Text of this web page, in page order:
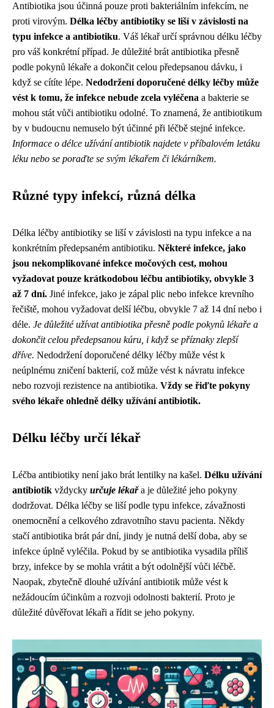
Antibiotika jsou účinná pouze proti bakteriálním infekcím, ne
proti virovým. Délka léčby antibiotiky se liší v závislosti na
typu infekce a antibiotiku. Váš lékař určí správnou délku léčby
pro váš konkrétní případ. Je důležité brát antibiotika přesně
podle pokynů lékaře a dokončit celou předepsanou dávku, i
když se cítíte lépe. Nedodržení doporučené délky léčby může
vést k tomu, že infekce nebude zcela vyléčena a bakterie se
mohou stát vůči antibiotiku odolné. To znamená, že antibiotikum
by v budoucnu nemuselo být účinné při léčbě stejné infekce.
Informace o délce užívání antibiotik najdete v příbalovém letáku
léku nebo se poraďte se svým lékařem či lékárníkem.
Různé typy infekcí, různá délka
Délka léčby antibiotiky se liší v závislosti na typu infekce a na
konkrétním předepsaném antibiotiku. Některé infekce, jako
jsou nekomplikované infekce močových cest, mohou
vyžadovat pouze krátkodobou léčbu antibiotiky, obvykle 3
až 7 dní. Jiné infekce, jako je zápal plic nebo infekce krevního
řečiště, mohou vyžadovat delší léčbu, obvykle 7 až 14 dní nebo i
déle. Je důležité užívat antibiotika přesně podle pokynů lékaře a
dokončit celou předepsanou kúru, i když se příznaky zlepší
dříve. Nedodržení doporučené délky léčby může vést k
neúplnému zničení bakterií, což může vést k návratu infekce
nebo rozvoji rezistence na antibiotika. Vždy se řiďte pokyny
svého lékaře ohledně délky užívání antibiotik.
Délku léčby určí lékař
Léčba antibiotiky není jako brát lentilky na kašel. Délku užívání
antibiotik vždycky určuje lékařa je důležité jeho pokyny
dodržovat. Délka léčby se liší podle typu infekce, závažnosti
onemocnění a celkového zdravotního stavu pacienta. Někdy
stačí antibiotika brát pár dní, jindy je nutná delší doba, aby se
infekce úplně vyléčila. Pokud by se antibiotika vysadila příliš
brzy, infekce by se mohla vrátit a být odolnější vůči léčbě.
Naopak, zbytečně dlouhé užívání antibiotik může vést k
nežádoucím účinkům a rozvoji odolnosti bakterií. Proto je
důležité důvěřovat lékaři a řídit se jeho pokyny.